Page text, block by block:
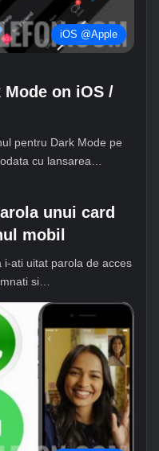
iOS @Apple
Mode on iOS /
pentru Dark Mode pe
cu lansarea…
unui card
mobil
i-ati uitat parola de acces
si…